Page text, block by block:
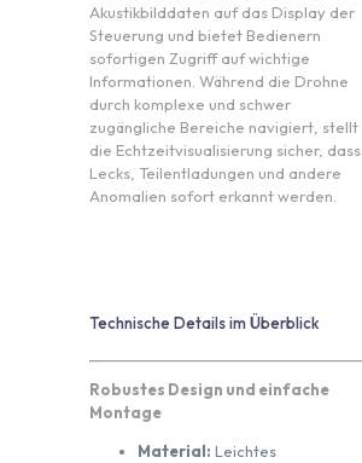
Akustikbilddaten auf das Display der
Steuerung und bietet Bedienern
sofortigen Zugriff auf wichtige
Informationen. Während die Drohne
durch komplexe und schwer
zugängliche Bereiche navigiert, stellt
die Echtzeitvisualisierung sicher, dass
Lecks, Teilentladungen und andere
Anomalien sofort erkannt werden.
Technische Details im Überblick
Robustes Design und einfache
Montage
Material: Leichtes